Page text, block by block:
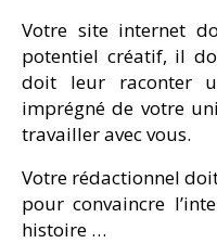
Votre site internet
potentiel créatif, il
doit leur raconter
imprégné de votre
travailler avec vous.
Votre rédactionnel
pour convaincre
histoire …